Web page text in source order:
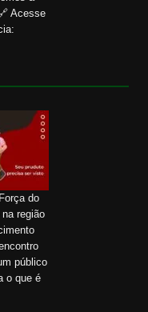
Acesse
do
região
público
o que é